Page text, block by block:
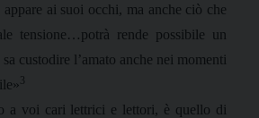
ai suoi occhi, ma anche ciò che
tensione…potrà rende possibile un
custodire l’amato anche nei momenti
3
a voi cari lettrici e lettori, è quello di